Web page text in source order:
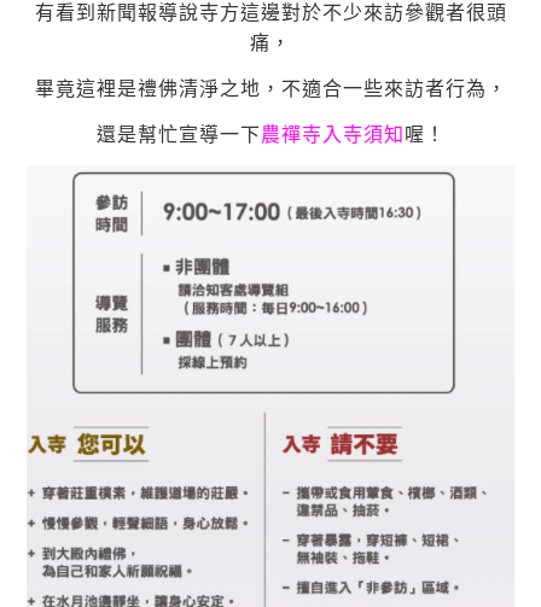
有看到新聞報導說寺方這邊對於不少來訪參觀者很頭
痛，
畢竟這裡是禮佛清淨之地，不適合一些來訪者行為，
還是幫忙宣導一下農禪寺入寺須知 喔！